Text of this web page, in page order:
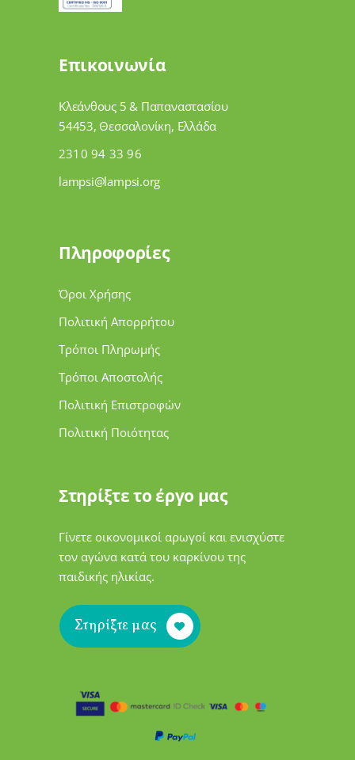
Επικοινωνία
Κλεάνθους 5 & Παπαναστασίου
54453, Θεσσαλονίκη, Ελλάδα
2310 94 33 96
lampsi@lampsi.org
Πληροφορίες
Όροι Χρήσης
Πολιτική Απορρήτου
Τρόποι Πληρωμής
Τρόποι Αποστολής
Πολιτική Επιστροφών
Πολιτική Ποιότητας
Στηρίξτε το έργο μας
Γίνετε οικονομικοί αρωγοί και ενισχύστε
τον αγώνα κατά του καρκίνου της
παιδικής ηλικίας.
Στηρίξτε μας